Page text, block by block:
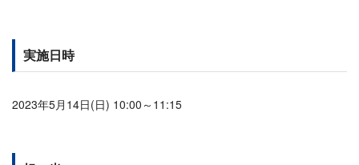
実施日時
2023年5月14日(日) 10:00～11:15